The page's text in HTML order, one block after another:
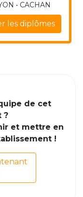
• CACHAN
les diplômes
de cet
?
et mettre en
!